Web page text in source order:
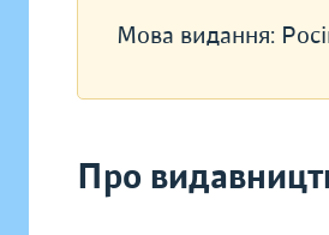
Мова видання:
Про